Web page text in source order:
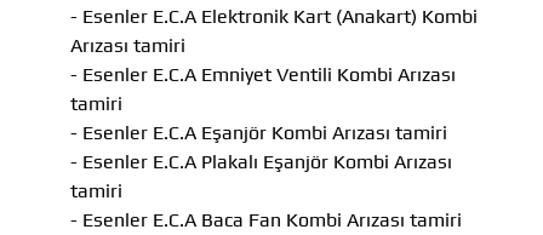
- Esenler E.C.A Elektronik Kart (Anakart) Kombi
Arızası tamiri
- Esenler E.C.A Emniyet Ventili Kombi Arızası
tamiri
- Esenler E.C.A Eşanjör Kombi Arızası tamiri
- Esenler E.C.A Plakalı Eşanjör Kombi Arızası
tamiri
- Esenler E.C.A Baca Fan Kombi Arızası tamiri